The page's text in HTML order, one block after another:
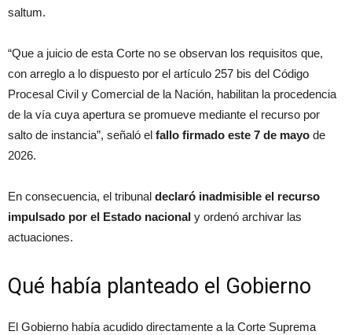
saltum.
“Que a juicio de esta Corte no se observan los requisitos que,
con arreglo a lo dispuesto por el artículo 257 bis del Código
Procesal Civil y Comercial de la Nación, habilitan la procedencia
de la vía cuya apertura se promueve mediante el recurso por
salto de instancia”, señaló el fallo firmado este 7 de mayo de
2026.
En consecuencia, el tribunal declaró inadmisible el recurso
impulsado por el Estado nacional y ordenó archivar las
actuaciones.
Qué había planteado el Gobierno
El Gobierno había acudido directamente a la Corte Suprema